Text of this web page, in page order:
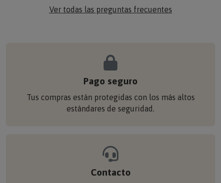
Ver todas las preguntas frecuentes
Pago seguro
Tus compras están protegidas con los más altos
estándares de seguridad.
Contacto